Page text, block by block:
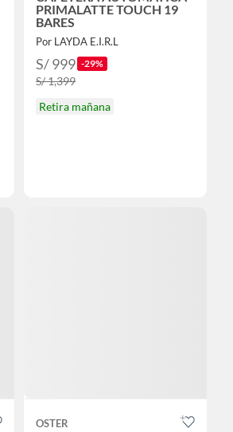
PRIMALATTE TOUCH 19
BARES
Por LAYDA E.I.R.L
S/ 999 -29%
S/ 1,399
Retira mañana
OSTER